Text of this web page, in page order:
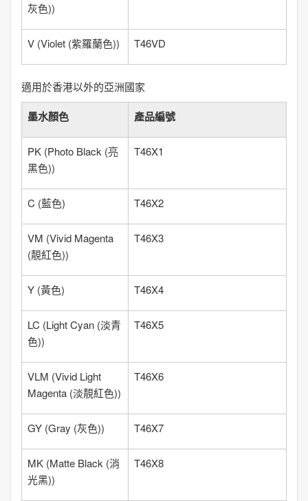
灰色))
V (Violet (紫羅蘭色)) T46VD
適用於香港以外的亞洲國家
墨水顏色 產品編號
PK (Photo Black (亮
黑色))
T46X1
C (藍色) T46X2
VM (Vivid Magenta
(靚紅色))
T46X3
Y (黃色) T46X4
LC (Light Cyan (淡青
色))
T46X5
VLM (Vivid Light
Magenta (淡靚紅色))
T46X6
GY (Gray (灰色)) T46X7
MK (Matte Black (消
光黑))
T46X8